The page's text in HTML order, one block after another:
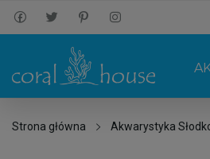
Strona główna Akwarystyka